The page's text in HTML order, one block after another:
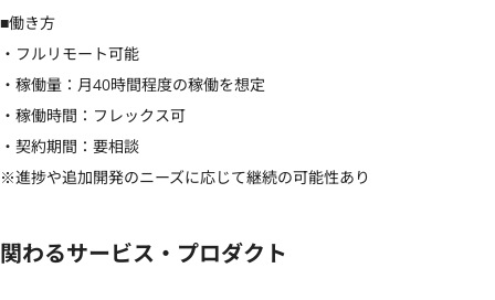
■働き方
・フルリモート可能
・稼働量：月40時間程度の稼働を想定
・稼働時間：フレックス可
・契約期間：要相談
※進捗や追加開発のニーズに応じて継続の可能性あり
関わるサービス・プロダクト